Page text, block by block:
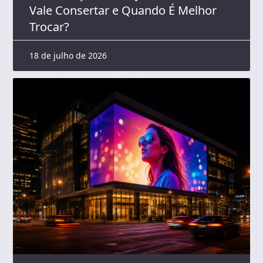
Vale Consertar e Quando É Melhor
Trocar?
18 de julho de 2026